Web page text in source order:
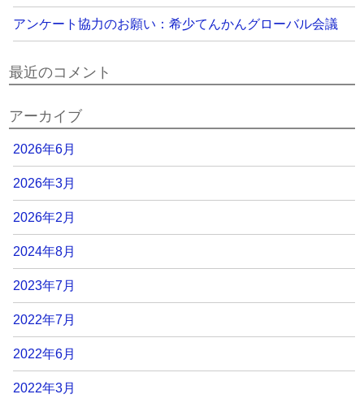
アンケート協力のお願い：希少てんかんグローバル会議
最近のコメント
アーカイブ
2026年6月
2026年3月
2026年2月
2024年8月
2023年7月
2022年7月
2022年6月
2022年3月